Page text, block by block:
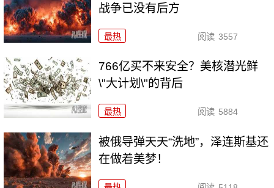
战争已没有后方
最热 阅读 3557
766亿买不来安全？美核潜光鲜
\"大计划\"的背后
最热 阅读 5884
被俄导弹天天“洗地”，泽连斯基还
在做着美梦！